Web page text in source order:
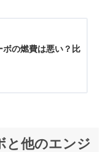
ボの燃費は悪い？比
と他のエンジ